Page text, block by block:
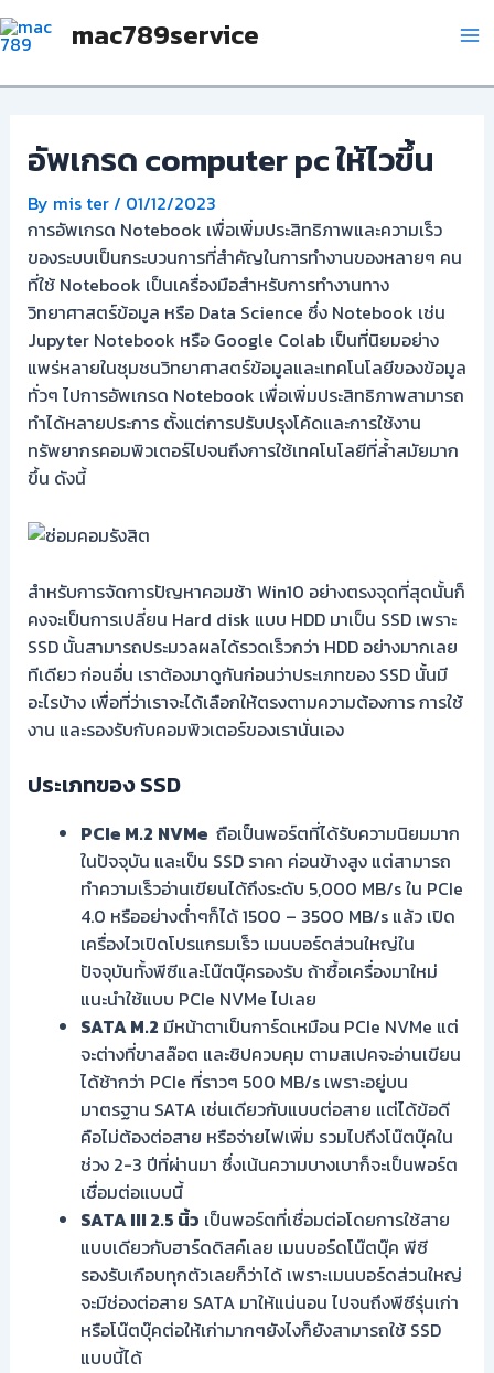
Skip
to
mac789service
อัพเกรด computer pc ให้ไวขึ้น
By mis ter/ 01/12/2023
การอัพเกรด Notebook เพื่อเพิ่มประสิทธิภาพและความเร็ว
ของระบบเป็นกระบวนการที่สำคัญในการทำงานของหลายๆ คน
ที่ใช้ Notebook เป็นเครื่องมือสำหรับการทำงานทาง
วิทยาศาสตร์ข้อมูล หรือ Data Science ซึ่ง Notebook เช่น
Jupyter Notebook หรือ Google Colab เป็นที่นิยมอย่าง
แพร่หลายในชุมชนวิทยาศาสตร์ข้อมูลและเทคโนโลยีของข้อมูล
ทั่วๆ ไปการอัพเกรด Notebook เพื่อเพิ่มประสิทธิภาพสามารถ
ทำได้หลายประการ ตั้งแต่การปรับปรุงโค้ดและการใช้งาน
ทรัพยากรคอมพิวเตอร์ไปจนถึงการใช้เทคโนโลยีที่ล้ำสมัยมาก
ขึ้น ดังนี้
สำหรับการจัดการปัญหาคอมช้า Win10 อย่างตรงจุดที่สุดนั้นก็
คงจะเป็นการเปลี่ยน Hard disk แบบ HDD มาเป็น SSD เพราะ
SSD นั้นสามารถประมวลผลได้รวดเร็วกว่า HDD อย่างมากเลย
ทีเดียว ก่อนอื่น เราต้องมาดูกันก่อนว่าประเภทของ SSD นั้นมี
อะไรบ้าง เพื่อที่ว่าเราจะได้เลือกให้ตรงตามความต้องการ การใช้
งาน และรองรับกับคอมพิวเตอร์ของเรานั่นเอง
ประเภทของ SSD
PCIe M.2 NVMe ถือเป็นพอร์ตที่ได้รับความนิยมมาก
ในปัจจุบัน และเป็น SSD ราคา ค่อนข้างสูง แต่สามารถ
ทำความเร็วอ่านเขียนได้ถึงระดับ 5,000 MB/s ใน PCIe
4.0 หรืออย่างต่ำๆก็ได้ 1500 – 3500 MB/s แล้ว เปิด
เครื่องไวเปิดโปรแกรมเร็ว เมนบอร์ดส่วนใหญ่ใน
ปัจจุบันทั้งพีซีและโน๊ตบุ๊ครองรับ ถ้าซื้อเครื่องมาใหม่
แนะนำใช้แบบ PCIe NVMe ไปเลย
SATA M.2 มีหน้าตาเป็นการ์ดเหมือน PCIe NVMe แต่
จะต่างที่ขาสล๊อต และชิปควบคุม ตามสเปคจะอ่านเขียน
ได้ช้ากว่า PCIe ที่ราวๆ 500 MB/s เพราะอยู่บน
มาตรฐาน SATA เช่นเดียวกับแบบต่อสาย แต่ได้ข้อดี
คือไม่ต้องต่อสาย หรือจ่ายไฟเพิ่ม รวมไปถึงโน๊ตบุ๊คใน
ช่วง 2-3 ปีที่ผ่านมา ซึ่งเน้นความบางเบาก็จะเป็นพอร์ต
เชื่อมต่อแบบนี้
SATA III 2.5 นิ้ว เป็นพอร์ตที่เชื่อมต่อโดยการใช้สาย
แบบเดียวกับฮาร์ดดิสค์เลย เมนบอร์ดโน๊ตบุ๊ค พีซี
รองรับเกือบทุกตัวเลยก็ว่าได้ เพราะเมนบอร์ดส่วนใหญ่
จะมีช่องต่อสาย SATA มาให้แน่นอน ไปจนถึงพีซีรุ่นเก่า
หรือโน๊ตบุ๊คต่อให้เก่ามากๆยังไงก็ยังสามารถใช้ SSD
แบบนี้ได้
navigation